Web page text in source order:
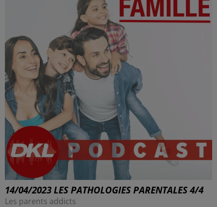
14/04/2023 LES PATHOLOGIES PARENTALES 4/4
Les parents addicts